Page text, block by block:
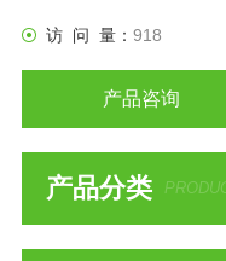
访 问 量： 918
产品咨询
产品分类